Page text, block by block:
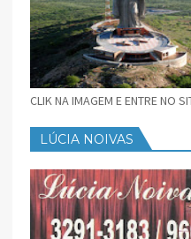
CLIK NA IMAGEM E ENTRE NO
LÚCIA NOIVAS